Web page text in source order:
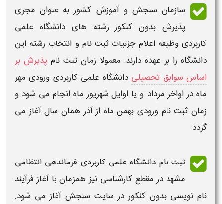
سازمان سنجش و آموزش کشور به عنوان مجری
پذیرش بدون کنکور رشته های دانشگاه علمی
کاربردی وظیفه اعلام جزئیات ثبت نام و انتخاب رشته این
دانشگاه را بر عهده دارند. معمولا زمان ثبت نام پذیرش بر
اساس سوابق تحصیلی دانشگاه علمی کاربردی ورودی مهر
ماه در اواخر مرداد و یا اوایل شهریور ماه انجام می شود و
زمان ثبت نام ورودی بهمن ماه از آذر همان سال آغاز می
گردد.
ثبت نام دانشگاه علمی کاربردی فرماندهی انتظامی
مشهد در مقطع کارشناسی نیز همزمان با آغاز فرآیند
نام نویسی بدون کنکور در سایت سنجش آغاز می شود.